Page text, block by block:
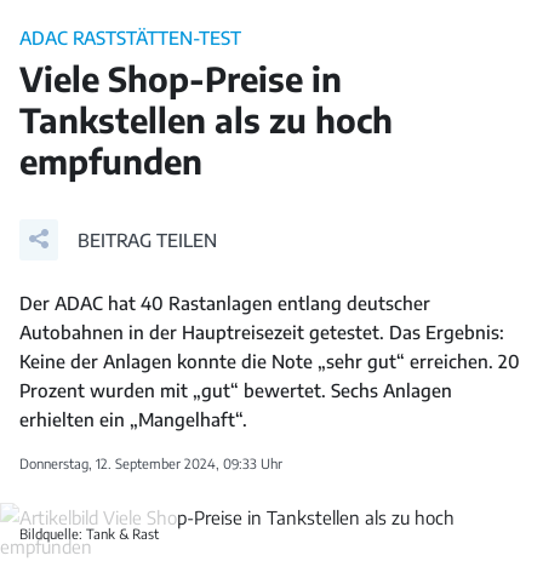
ADAC RASTSTÄTTEN-TEST
Viele Shop-Preise in
Tankstellen als zu hoch
empfunden
BEITRAG TEILEN
Der ADAC hat 40 Rastanlagen entlang deutscher
Autobahnen in der Hauptreisezeit getestet. Das Ergebnis:
Keine der Anlagen konnte die Note „sehr gut“ erreichen. 20
Prozent wurden mit „gut“ bewertet. Sechs Anlagen
erhielten ein „Mangelhaft“.
Donnerstag, 12. September 2024, 09:33 Uhr
Bildquelle: Tank & Rast